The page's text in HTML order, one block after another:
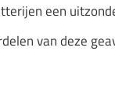
een
van deze